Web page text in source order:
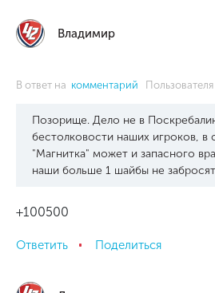
Владимир
В ответ на комментарий Пользователя
Позорище. Дело не в
бестолковости наших игроков, в
"Магнитка" может и запасного
наши больше 1 шайбы не
+100500
Ответить Поделиться